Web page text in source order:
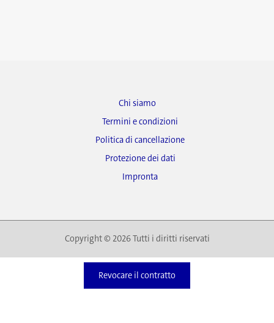
Chi siamo
Termini e condizioni
Politica di cancellazione
Protezione dei dati
Impronta
Copyright © 2026 Tutti i diritti riservati
Revocare il contratto